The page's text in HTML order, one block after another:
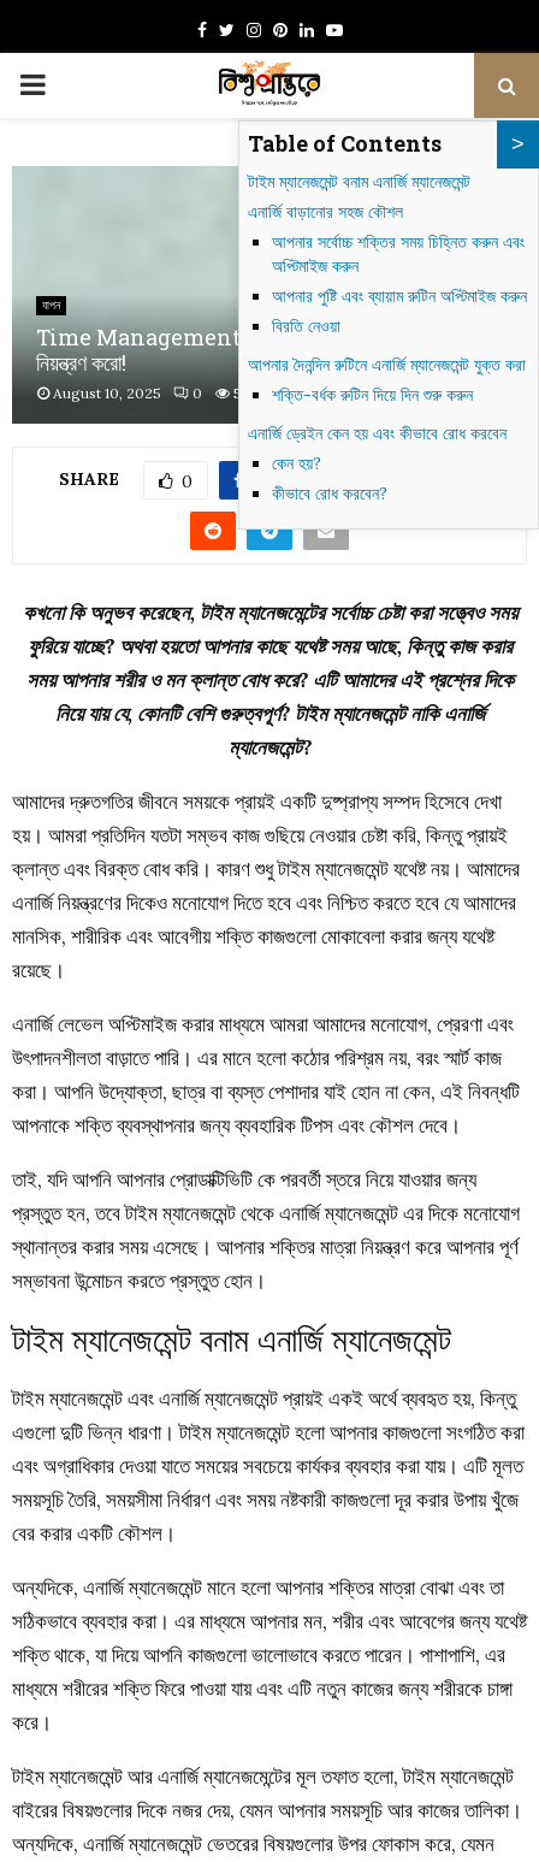
Facebook
TwitterInstagram
Pinterest
LinkedinYoutube
PRIMARY
যাপন
Time Management ভুলে যাও, আজ থেকে Energy
নিয়ন্ত্রণ করো!
August 10, 2025 0 529
SHARE 0
কখনো কি অনুভব করেছেন, টাইম ম্যানেজমেন্টের সর্বোচ্চ চেষ্টা করা সত্ত্বেও সময়
ফুরিয়ে যাচ্ছে? অথবা হয়তো আপনার কাছে যথেষ্ট সময় আছে, কিন্তু কাজ করার
সময় আপনার শরীর ও মন ক্লান্ত বোধ করে? এটি আমাদের এই প্রশ্নের দিকে
নিয়ে যায় যে, কোনটি বেশি গুরুত্বপূর্ণ? টাইম ম্যানেজমেন্ট নাকি এনার্জি
ম্যানেজমেন্ট?
আমাদের দ্রুতগতির জীবনে সময়কে প্রায়ই একটি দুষ্প্রাপ্য সম্পদ হিসেবে দেখা
হয়। আমরা প্রতিদিন যতটা সম্ভব কাজ গুছিয়ে নেওয়ার চেষ্টা করি, কিন্তু প্রায়ই
ক্লান্ত এবং বিরক্ত বোধ করি। কারণ শুধু টাইম ম্যানেজমেন্ট যথেষ্ট নয়। আমাদের
এনার্জি নিয়ন্ত্রণের দিকেও মনোযোগ দিতে হবে এবং নিশ্চিত করতে হবে যে আমাদের
মানসিক, শারীরিক এবং আবেগীয় শক্তি কাজগুলো মোকাবেলা করার জন্য যথেষ্ট
রয়েছে।
এনার্জি লেভেল অপ্টিমাইজ করার মাধ্যমে আমরা আমাদের মনোযোগ, প্রেরণা এবং
উৎপাদনশীলতা বাড়াতে পারি। এর মানে হলো কঠোর পরিশ্রম নয়, বরং স্মার্ট কাজ
করা। আপনি উদ্যোক্তা, ছাত্র বা ব্যস্ত পেশাদার যাই হোন না কেন, এই নিবন্ধটি
আপনাকে শক্তি ব্যবস্থাপনার জন্য ব্যবহারিক টিপস এবং কৌশল দেবে।
তাই, যদি আপনি আপনার প্রোডাক্টিভিটি কে পরবর্তী স্তরে নিয়ে যাওয়ার জন্য
প্রস্তুত হন, তবে টাইম ম্যানেজমেন্ট থেকে এনার্জি ম্যানেজমেন্ট এর দিকে মনোযোগ
স্থানান্তর করার সময় এসেছে। আপনার শক্তির মাত্রা নিয়ন্ত্রণ করে আপনার পূর্ণ
সম্ভাবনা উন্মোচন করতে প্রস্তুত হোন।
টাইম ম্যানেজমেন্ট বনাম এনার্জি ম্যানেজমেন্ট
টাইম ম্যানেজমেন্ট এবং এনার্জি ম্যানেজমেন্ট প্রায়ই একই অর্থে ব্যবহৃত হয়, কিন্তু
এগুলো দুটি ভিন্ন ধারণা। টাইম ম্যানেজমেন্ট হলো আপনার কাজগুলো সংগঠিত করা
এবং অগ্রাধিকার দেওয়া যাতে সময়ের সবচেয়ে কার্যকর ব্যবহার করা যায়। এটি মূলত
সময়সূচি তৈরি, সময়সীমা নির্ধারণ এবং সময় নষ্টকারী কাজগুলো দূর করার উপায় খুঁজে
বের করার একটি কৌশল।
অন্যদিকে, এনার্জি ম্যানেজমেন্ট মানে হলো আপনার শক্তির মাত্রা বোঝা এবং তা
সঠিকভাবে ব্যবহার করা। এর মাধ্যমে আপনার মন, শরীর এবং আবেগের জন্য যথেষ্ট
শক্তি থাকে, যা দিয়ে আপনি কাজগুলো ভালোভাবে করতে পারেন। পাশাপাশি, এর
মাধ্যমে শরীরের শক্তি ফিরে পাওয়া যায় এবং এটি নতুন কাজের জন্য শরীরকে চাঙ্গা
করে।
টাইম ম্যানেজমেন্ট আর এনার্জি ম্যানেজমেন্টের মূল তফাত হলো, টাইম ম্যানেজমেন্ট
বাইরের বিষয়গুলোর দিকে নজর দেয়, যেমন আপনার সময়সূচি আর কাজের তালিকা।
অন্যদিকে, এনার্জি ম্যানেজমেন্ট ভেতরের বিষয়গুলোর উপর ফোকাস করে, যেমন
Table of Contents
টাইম ম্যানেজমেন্ট বনাম এনার্জি ম্যানেজমেন্ট
এনার্জি বাড়ানোর সহজ কৌশল
আপনার সর্বোচ্চ শক্তির সময় চিহ্নিত করুন এবং
অপ্টিমাইজ করুন
আপনার পুষ্টি এবং ব্যায়াম রুটিন অপ্টিমাইজ করুন
বিরতি নেওয়া
আপনার দৈনন্দিন রুটিনে এনার্জি ম্যানেজমেন্ট যুক্ত করা
শক্তি-বর্ধক রুটিন দিয়ে দিন শুরু করুন
এনার্জি ড্রেইন কেন হয় এবং কীভাবে রোধ করবেন
কেন হয়?
কীভাবে রোধ করবেন?